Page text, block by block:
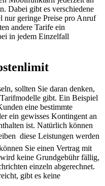
Dabei gibt es verschiedene
nur geringe Preise pro Anruf
andere Tarife ein
in jedem Einzelfall
sollten Sie daran denken,
gibt. Ein Beispiel
eine bestimmte
ein gewisses Kontingent an
ist. Natürlich können
 diese Leistungen werden
Sie einen Vertrag mit
keine Grundgebühr fällig,
einzeln abgerechnet.
gibt es keine